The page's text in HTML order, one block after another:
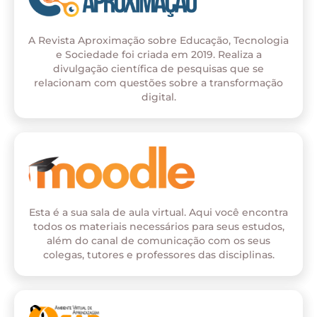
A Revista Aproximação sobre Educação, Tecnologia
e Sociedade foi criada em 2019. Realiza a
divulgação científica de pesquisas que se
relacionam com questões sobre a transformação
digital.
Esta é a sua sala de aula virtual. Aqui você encontra
todos os materiais necessários para seus estudos,
além do canal de comunicação com os seus
colegas, tutores e professores das disciplinas.